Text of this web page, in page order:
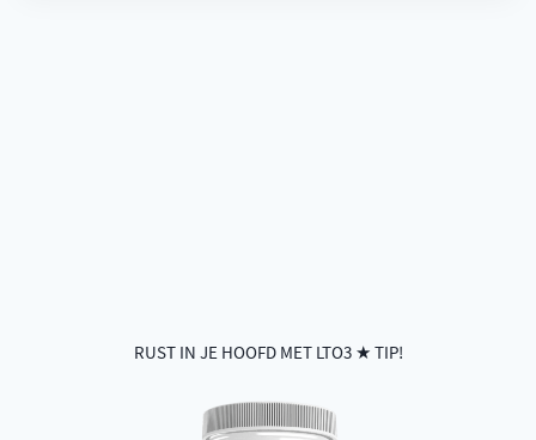
RUST IN JE HOOFD MET LTO3 ★ TIP!